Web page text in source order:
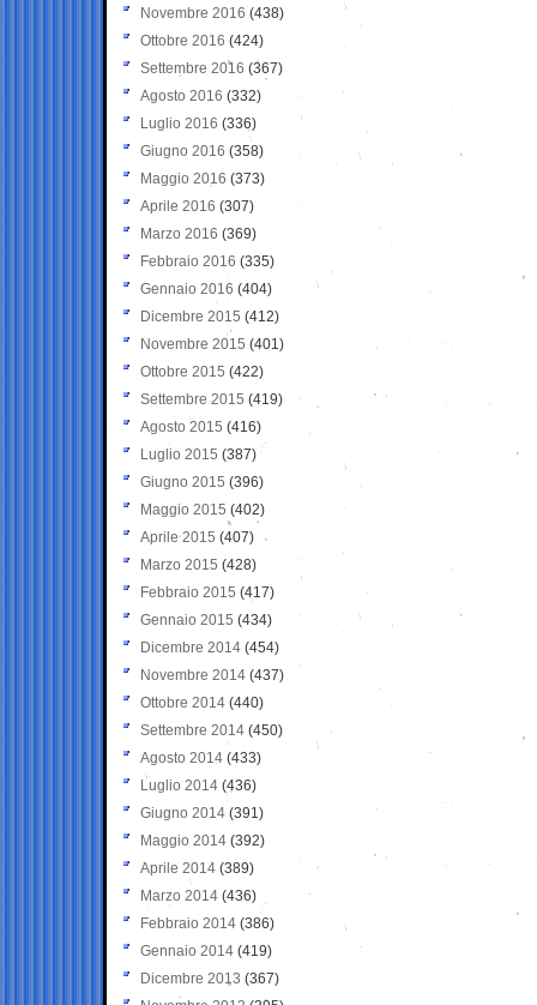
Novembre 2016 (438)
Ottobre 2016 (424)
Settembre 2016 (367)
Agosto 2016 (332)
Luglio 2016 (336)
Giugno 2016 (358)
Maggio 2016 (373)
Aprile 2016 (307)
Marzo 2016 (369)
Febbraio 2016 (335)
Gennaio 2016 (404)
Dicembre 2015 (412)
Novembre 2015 (401)
Ottobre 2015 (422)
Settembre 2015 (419)
Agosto 2015 (416)
Luglio 2015 (387)
Giugno 2015 (396)
Maggio 2015 (402)
Aprile 2015 (407)
Marzo 2015 (428)
Febbraio 2015 (417)
Gennaio 2015 (434)
Dicembre 2014 (454)
Novembre 2014 (437)
Ottobre 2014 (440)
Settembre 2014 (450)
Agosto 2014 (433)
Luglio 2014 (436)
Giugno 2014 (391)
Maggio 2014 (392)
Aprile 2014 (389)
Marzo 2014 (436)
Febbraio 2014 (386)
Gennaio 2014 (419)
Dicembre 2013 (367)